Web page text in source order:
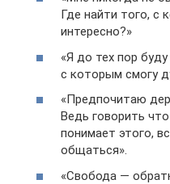
Где найти того, с
интересно?»
«Я до тех пор
с которым смогу
«Предпочитаю
Ведь говорить
понимает этого,
общаться».
«Свобода —